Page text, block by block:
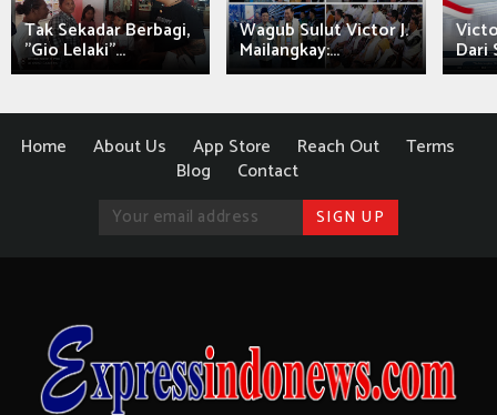
Tak Sekadar Berbagi,
"Gio Lelaki"...
Wagub Sulut Victor J.
Mailangkay:... Dari
Home About Us App Store Reach Out
Terms
Blog
Contact